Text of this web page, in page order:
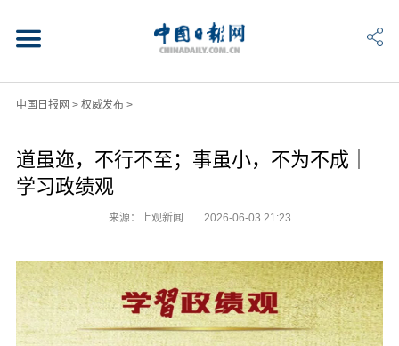
中国日报网 > 权威发布>
道虽迩，不行不至；事虽小，不为不成｜
学习政绩观
来源：上观新闻 2026-06-03 21:23